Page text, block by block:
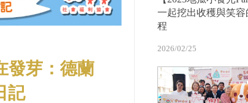
芽：德蘭
記
一起挖出收穫與笑
程
2026/02/25